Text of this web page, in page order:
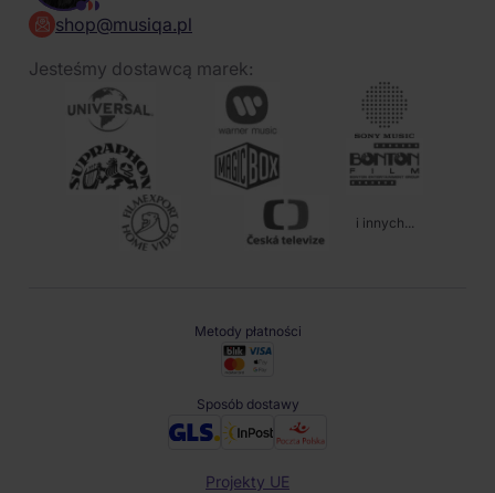
shop@musiqa.pl
Jesteśmy dostawcą marek:
i innych...
Metody płatności
Sposób dostawy
Projekty UE